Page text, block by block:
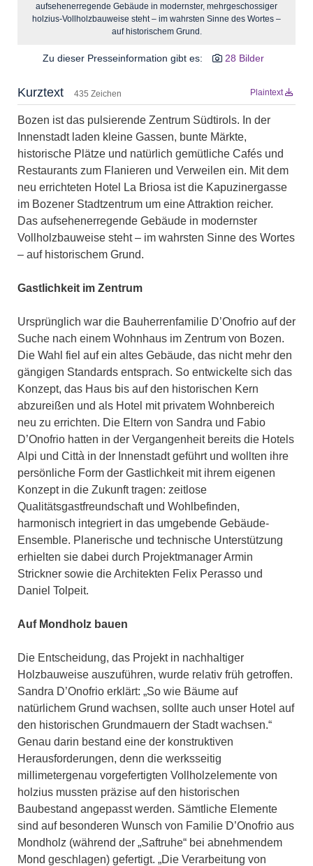
aufsehenerregende Gebäude in modernster, mehrgeschossiger
holzius-Vollholzbauweise steht – im wahrsten Sinne des Wortes –
auf historischem Grund.
Zu dieser Presseinformation gibt es: 28 Bilder
Kurztext 435 Zeichen Plaintext
Bozen ist das pulsierende Zentrum Südtirols. In der
Innenstadt laden kleine Gassen, bunte Märkte,
historische Plätze und natürlich gemütliche Cafés und
Restaurants zum Flanieren und Verweilen ein. Mit dem
neu errichteten Hotel La Briosa ist die Kapuzinergasse
im Bozener Stadtzentrum um eine Attraktion reicher.
Das aufsehenerregende Gebäude in modernster
Vollholzbauweise steht – im wahrsten Sinne des Wortes
– auf historischem Grund.
Gastlichkeit im Zentrum
Ursprünglich war die Bauherrenfamilie D’Onofrio auf der
Suche nach einem Wohnhaus im Zentrum von Bozen.
Die Wahl fiel auf ein altes Gebäude, das nicht mehr den
gängigen Standards entsprach. So entwickelte sich das
Konzept, das Haus bis auf den historischen Kern
abzureißen und als Hotel mit privatem Wohnbereich
neu zu errichten. Die Eltern von Sandra und Fabio
D’Onofrio hatten in der Vergangenheit bereits die Hotels
Alpi und Città in der Innenstadt geführt und wollten ihre
persönliche Form der Gastlichkeit mit ihrem eigenen
Konzept in die Zukunft tragen: zeitlose
Qualitätsgastfreundschaft und Wohlbefinden,
harmonisch integriert in das umgebende Gebäude-
Ensemble. Planerische und technische Unterstützung
erhielten sie dabei durch Projektmanager Armin
Strickner sowie die Architekten Felix Perasso und
Daniel Tolpeit.
Auf Mondholz bauen
Die Entscheidung, das Projekt in nachhaltiger
Holzbauweise auszuführen, wurde relativ früh getroffen.
Sandra D’Onofrio erklärt: „So wie Bäume auf
natürlichem Grund wachsen, sollte auch unser Hotel auf
den historischen Grundmauern der Stadt wachsen.“
Genau darin bestand eine der konstruktiven
Herausforderungen, denn die werksseitig
millimetergenau vorgefertigten Vollholzelemente von
holzius mussten präzise auf den historischen
Baubestand angepasst werden. Sämtliche Elemente
sind auf besonderen Wunsch von Familie D’Onofrio aus
Mondholz (während der „Saftruhe“ bei abnehmendem
Mond geschlagen) gefertigt. „Die Verarbeitung von